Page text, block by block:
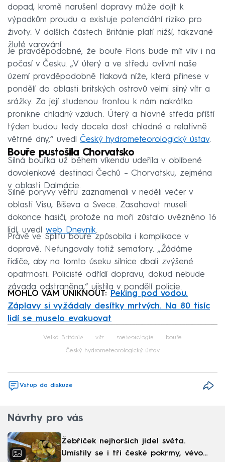
dopad, kromě narušení dopravy může dojít k
výpadkům proudu a existuje potenciální riziko pro
životy. V dalších částech Británie platí nižší, takzvané
žluté varování.
Je pravděpodobné, že bouře Floris bude mít vliv i na
počasí v Česku. „V úterý a ve středu ovlivní naše
území pravděpodobně tlaková níže, která přinese v
pondělí do oblasti britských ostrovů velmi silný vítr a
srážky. Za její studenou frontou k nám nakrátko
pronikne chladný vzduch. Úterý a hlavně středa příští
týden budou tedy docela dost chladné a relativně
větrné dny,“ uvedl Český hydrometeorologický ústav.
Bouře pustošila Chorvatsko
Silná bouřka už během víkendu udeřila v oblíbené
dovolenkové destinaci Čechů – Chorvatsku, zejména
v oblasti Dalmácie.
Silné poryvy větru zaznamenali v neděli večer v
oblasti Visu, Biševa a Svece. Zasahovat museli
dokonce hasiči, protože na moři zůstalo uvězněno 16
lidí, uvedl web Dnevnik.
Právě ve Splitu bouře způsobila i komplikace v
dopravě. Nefungovaly totiž semafory. „Žádáme
řidiče, aby na tomto úseku silnice dbali zvýšené
opatrnosti. Policisté odřídí dopravu, dokud nebude
závada odstraněna,“ ujistila v pondělí policie.
MOHLO VÁM UNIKNOUT: Peking pod vodou.
Záplavy si vyžádaly desítky mrtvých. Na 80 tisíc
lidí se muselo evakuovat
Failed to fetch
Velká Británie vítr meteorologie bouře
Český hydrometeorologický ústav
Vstup do diskuze
Návrhy pro vás
Žebříček nejhorších jídel světa.
Umístily se i tři české pokrmy, vévodí